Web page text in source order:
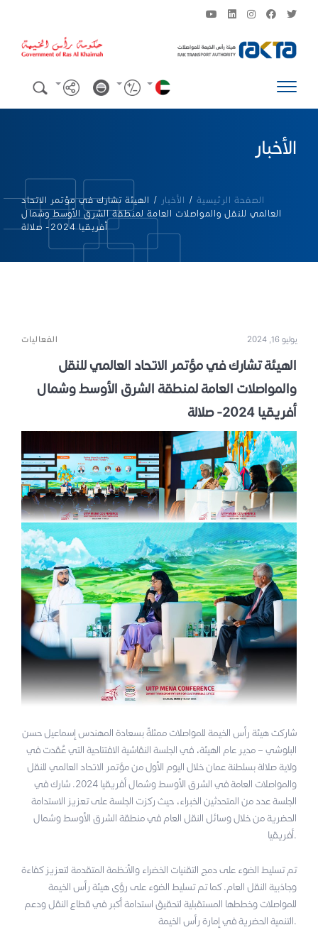
الأخبار
الصفحة الرئيسية/ الأخبار/ الهيئة تشارك في مؤتمر الاتحاد
العالمي للنقل والمواصلات العامة لمنطقة الشرق الأوسط وشمال
أفريقيا 2024- صلالة
الفعاليات يوليو 16, 2024
الهيئة تشارك في مؤتمر الاتحاد العالمي للنقل
والمواصلات العامة لمنطقة الشرق الأوسط وشمال
أفريقيا 2024- صلالة
شاركت هيئة رأس الخيمة للمواصلات ممثلةً بسعادة المهندس إسماعيل حسن
البلوشي – مدير عام الهيئة، في الجلسة النقاشية الافتتاحية التي عُقدت في
ولاية صلالة بسلطنة عمان خلال اليوم الأول من مؤتمر الاتحاد العالمي للنقل
والمواصلات العامة في الشرق الأوسط وشمال أفريقيا 2024. شارك في
الجلسة عدد من المتحدثين الخبراء، حيث ركزت الجلسة على تعزيز الاستدامة
الحضرية من خلال وسائل النقل العام في منطقة الشرق الأوسط وشمال
تم تسليط الضوء على دمج التقنيات الخضراء والأنظمة المتقدمة لتعزيز كفاءة
وجاذبية النقل العام. كما تم تسليط الضوء على رؤى هيئة رأس الخيمة
للمواصلات وخططها المستقبلية لتحقيق استدامة أكبر في قطاع النقل ودعم